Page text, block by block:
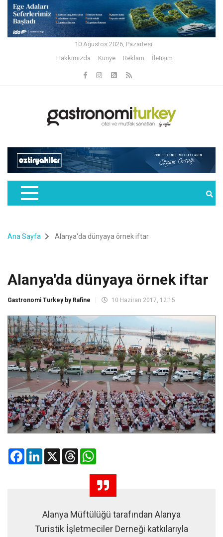
10 Ağustos 2026, Pazartesi
Hakkımızda
Künye Reklam İletişim
Ana Sayfa Alanya'da dünyaya örnek iftar
Alanya'da dünyaya örnek iftar
Gastronomi Turkey by Rafine 10 Haziran 2017, 12:15
FacebookLinkedIn
X Threads
Alanya Müftülüğü tarafından Alanya
Turistik İşletmeciler Derneği katkılarıyla